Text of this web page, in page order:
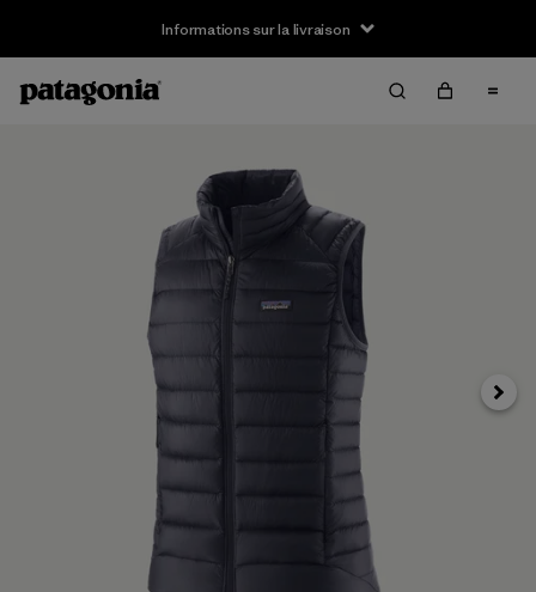
Informations sur la livraison